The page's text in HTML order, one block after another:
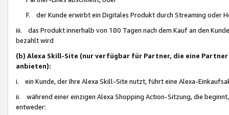
F. der Kunde erwirbt ein Digitales Produkt durch Streaming oder
iii. das Produkt innerhalb von 180 Tagen nach dem Kauf an den
bezahlt wird
(b) Alexa Skill-Site (nur verfügbar für Partner, die eine
anbieten):
i. ein Kunde, der Ihre Alexa Skill-Site nutzt, führt eine Alexa-
ii. während einer einzigen Alexa Shopping Action-Sitzung, die
entweder: